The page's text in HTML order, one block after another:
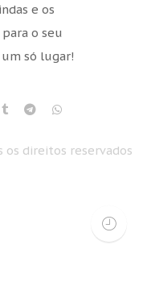
e os
o seu
só lugar!
os direitos reservados